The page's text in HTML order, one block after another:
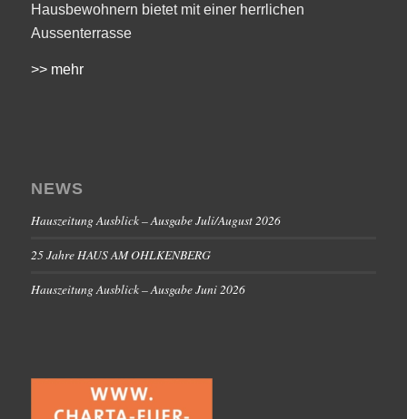
Hausbewohnern bietet mit einer herrlichen
Aussenterrasse
>> mehr
NEWS
Hauszeitung Ausblick – Ausgabe Juli/August 2026
25 Jahre HAUS AM OHLKENBERG
Hauszeitung Ausblick – Ausgabe Juni 2026